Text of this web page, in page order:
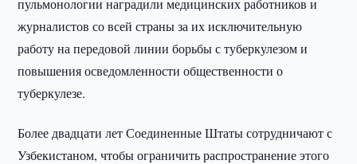
пульмонологии наградили медицинских работников и
журналистов со всей страны за их исключительную
работу на передовой линии борьбы с туберкулезом и
повышения осведомленности общественности о
туберкулезе.
Более двадцати лет Соединенные Штаты сотрудничают с
Узбекистаном, чтобы ограничить распространение этого